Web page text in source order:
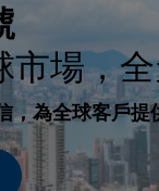
市場，
，為全球客戶提